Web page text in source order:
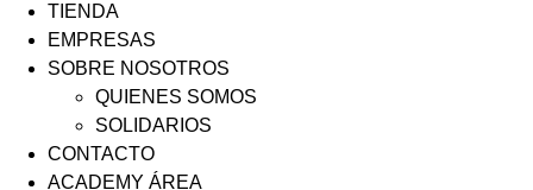
TIENDA
EMPRESAS
SOBRE NOSOTROS
QUIENES SOMOS
SOLIDARIOS
CONTACTO
ACADEMY ÁREA